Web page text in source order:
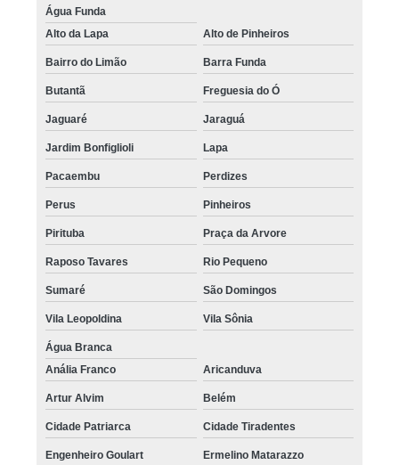
Água Funda
Alto da Lapa
Alto de Pinheiros
Bairro do Limão Barra Funda
Butantã Freguesia do Ó
Jaguaré Jaraguá
Jardim Bonfiglioli Lapa
Pacaembu Perdizes
Perus Pinheiros
Pirituba Praça da Arvore
Raposo Tavares Rio Pequeno
Sumaré São Domingos
Vila Leopoldina Vila Sônia
Água Branca
Anália Franco
Aricanduva
Artur Alvim Belém
Cidade Patriarca Cidade Tiradentes
Engenheiro Goulart Ermelino Matarazzo